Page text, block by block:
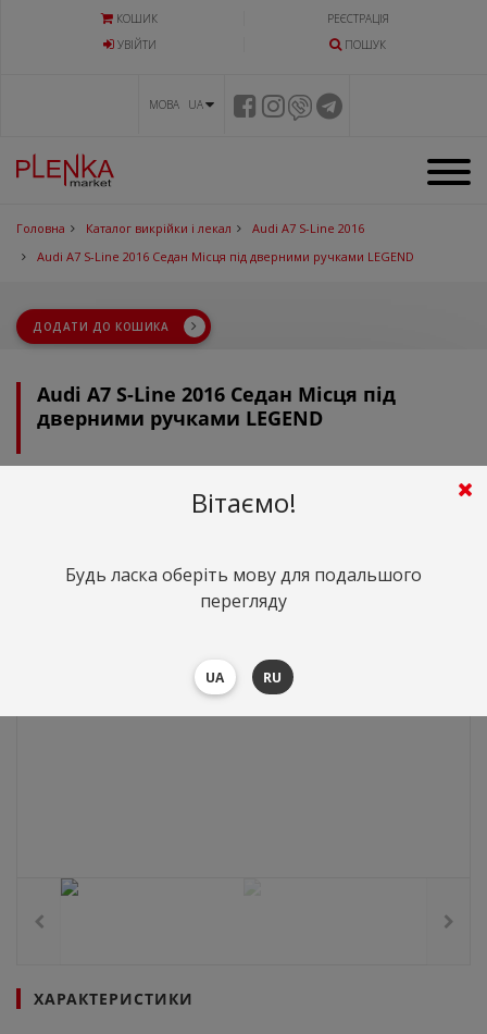
КОШИК
РЕЄСТРАЦІЯ
УВIЙТИ
ПОШУК
МОВА UA
Головна Каталог викрійки і лекал
Audi A7 S-Line 2016
Audi A7 S-Line 2016 Седан Місця під дверними ручками LEGEND
ДОДАТИ ДО КОШИКА
Audi A7 S-Line 2016 Седан Місця під
дверними ручками LEGEND
грн.
ХАРАКТЕРИСТИКИ
Вітаємо!
Будь ласка оберіть мову для подальшого
перегляду
UA RU